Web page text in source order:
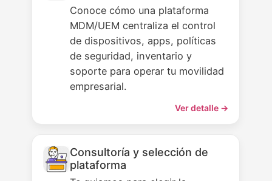
Conoce cómo una plataforma
MDM/UEM centraliza el control
de dispositivos, apps, políticas
de seguridad, inventario y
soporte para operar tu movilidad
empresarial.
Ver detalle →
Consultoría y selección de
plataforma